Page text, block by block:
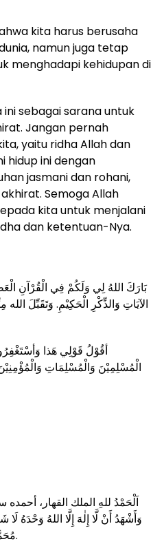
kita harus berusaha
namun juga tetap
menghadapi kehidupan di
sebagai sarana untuk
Jangan pernah
yaitu ridha Allah dan
hidup ini dengan
jasmani dan rohani,
Semoga Allah
kita untuk menjalani
dan ketentuan-Nya.
بَارَكَ اللهُ لِي وَلَكُمْ فِي الْقُرْآنِ
الآيَاتِ وَالذِّكْرِ الْحَكِيْمِ. وَتَقَبِّلَ
أقُوْلُ قَوْلِي هَذا
الْمُسْلِمِيْنَ وَالْمُسْلِمَاتِ
اَلْحَمْدُ للهِ الملك القهار، أحمده
وَأَشْهَدُ أَنْ لَّا إِلٰهَ إِلَّا اللهُ وَحْدَهُ
مُحَمَّدًا عَبْدُهُ وَرَسُوْلُهُ النبي المختار.